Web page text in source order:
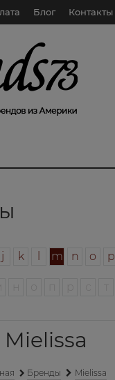
Блог Контакты
j k m n o p
Mielissa
Бренды Mielissa